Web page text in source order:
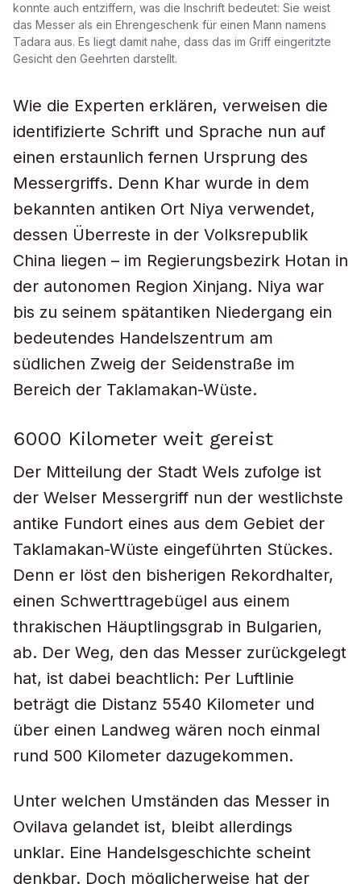
konnte auch entziffern, was die Inschrift bedeutet: Sie weist
das Messer als ein Ehrengeschenk für einen Mann namens
Tadara aus. Es liegt damit nahe, dass das im Griff eingeritzte
Gesicht den Geehrten darstellt.
Wie die Experten erklären, verweisen die
identifizierte Schrift und Sprache nun auf
einen erstaunlich fernen Ursprung des
Messergriffs. Denn Khar wurde in dem
bekannten antiken Ort Niya verwendet,
dessen Überreste in der Volksrepublik
China liegen – im Regierungsbezirk Hotan in
der autonomen Region Xinjang. Niya war
bis zu seinem spätantiken Niedergang ein
bedeutendes Handelszentrum am
südlichen Zweig der Seidenstraße im
Bereich der Taklamakan-Wüste.
6000 Kilometer weit gereist
Der Mitteilung der Stadt Wels zufolge ist
der Welser Messergriff nun der westlichste
antike Fundort eines aus dem Gebiet der
Taklamakan-Wüste eingeführten Stückes.
Denn er löst den bisherigen Rekordhalter,
einen Schwerttragebügel aus einem
thrakischen Häuptlingsgrab in Bulgarien,
ab. Der Weg, den das Messer zurückgelegt
hat, ist dabei beachtlich: Per Luftlinie
beträgt die Distanz 5540 Kilometer und
über einen Landweg wären noch einmal
rund 500 Kilometer dazugekommen.
Unter welchen Umständen das Messer in
Ovilava gelandet ist, bleibt allerdings
unklar. Eine Handelsgeschichte scheint
denkbar. Doch möglicherweise hat der